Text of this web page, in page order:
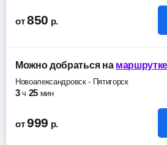
от 850 р.
Можно добратьсяна маршрутке
Новоалександровск- Пятигорск
3 ч 25 мин
от 999 р.